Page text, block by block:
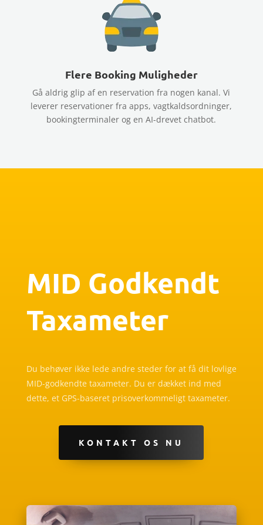
Flere Booking Muligheder
Gå aldrig glip af en reservation fra nogen kanal. Vi
leverer reservationer fra apps, vagtkaldsordninger,
bookingterminaler og en AI-drevet chatbot.
MID Godkendt
Taxameter
Du behøver ikke lede andre steder for at få dit lovlige
MID-godkendte taxameter. Du er dækket ind med
dette, et GPS-baseret prisoverkommeligt taxameter.
KONTAKT OS NU